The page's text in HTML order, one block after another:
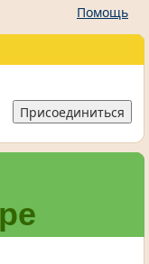
Помощь
Присоединиться